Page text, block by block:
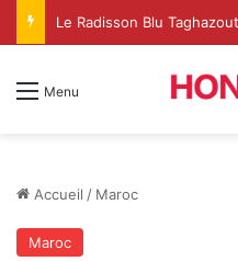
Menu
Accueil / Maroc
Maroc